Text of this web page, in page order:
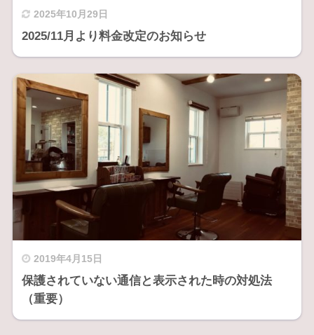
2025年10月29日
2025/11月より料金改定のお知らせ
2019年4月15日
保護されていない通信と表示された時の対処法
（重要）